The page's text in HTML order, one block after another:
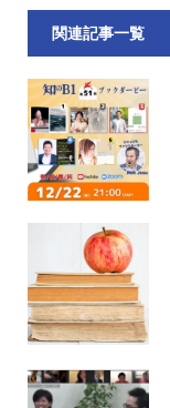
関連記事一覧